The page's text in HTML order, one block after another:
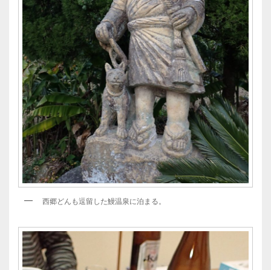
西郷どんも逗留した鰻温泉に泊まる。